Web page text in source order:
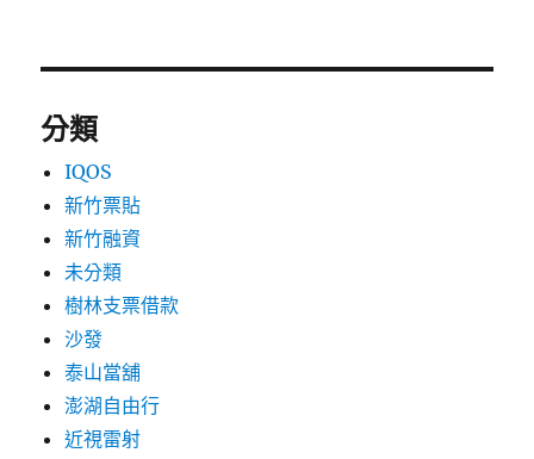
分類
IQOS
新竹票貼
新竹融資
未分類
樹林支票借款
沙發
泰山當舖
澎湖自由行
近視雷射